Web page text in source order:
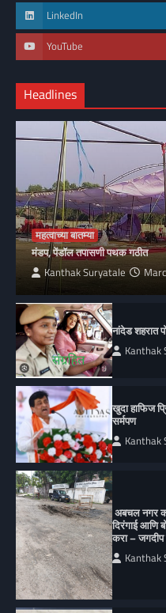
LinkedIn
YouTube
Headlines
महत्वाच्या बातम्या
मंडप, पेंडॉल तपासणी पथक गठीत
Kanthak Suryatale
नांदेड शहरात
Kanthak
खुदा हाफिज
सर्मपण
Kanthak
अबचल नगर
दिरंगाई आणि
करा – जगदीप
Kanthak